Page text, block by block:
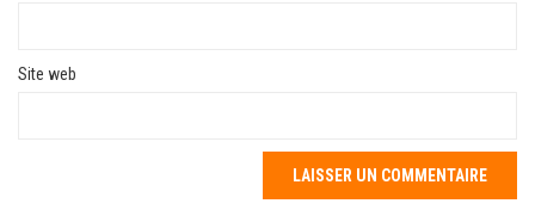
Site web